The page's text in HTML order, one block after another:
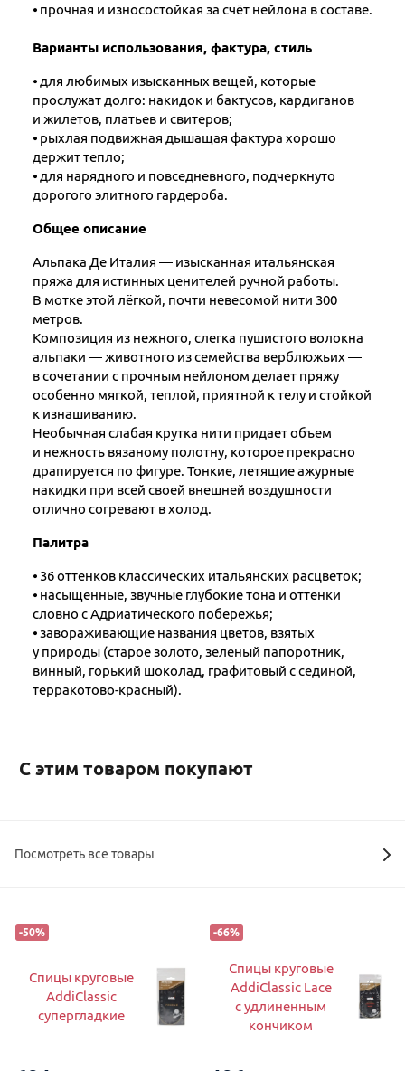
⦁ прочная и износостойкая за счёт нейлона в составе.
Варианты использования, фактура, стиль
⦁ для любимых изысканных вещей, которые
прослужат долго: накидок и бактусов, кардиганов
и жилетов, платьев и свитеров;
⦁ рыхлая подвижная дышащая фактура хорошо
держит тепло;
⦁ для нарядного и повседневного, подчеркнуто
дорогого элитного гардероба.
Общее описание
Альпака Де Италия — изысканная итальянская
пряжа для истинных ценителей ручной работы.
В мотке этой лёгкой, почти невесомой нити 300
метров.
Композиция из нежного, слегка пушистого волокна
альпаки — животного из семейства верблюжьих —
в сочетании с прочным нейлоном делает пряжу
особенно мягкой, теплой, приятной к телу и стойкой
к изнашиванию.
Необычная слабая крутка нити придает объем
и нежность вязаному полотну, которое прекрасно
драпируется по фигуре. Тонкие, летящие ажурные
накидки при всей своей внешней воздушности
отлично согревают в холод.
Палитра
⦁ 36 оттенков классических итальянских расцветок;
⦁ насыщенные, звучные глубокие тона и оттенки
словно с Адриатического побережья;
⦁ завораживающие названия цветов, взятых
у природы (старое золото, зеленый папоротник,
винный, горький шоколад, графитовый с сединой,
терракотово-красный).
С этим товаром покупают
Посмотреть все товары
-50%
Спицы круговые
AddiClassic
супергладкие
-66%
Спицы круговые
AddiClassic Lace
с удлиненным
кончиком